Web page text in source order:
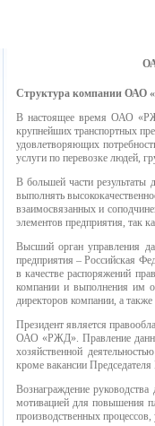
Структура компании ОАО
В настоящее время ОАО
крупнейших транспортных
удовлетворяющих
услуги по перевозке людей,
В большей части результаты
выполнять
взаимосвязанных и
элементов предприятия, так
Высший орган управления
предприятия – Российская
в качестве распоряжений
компании и выполнения им
директоров компании, а
Президент является
ОАО «РЖД». Правление
хозяйственной
кроме вакансии
Вознаграждение
мотивацией для повышения
производственных